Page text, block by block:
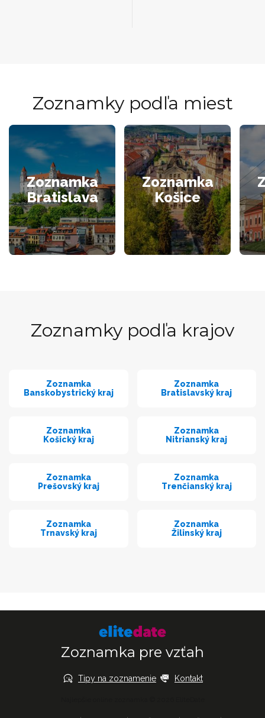
Zoznamky podľa miest
Zoznamka
Bratislava
Zoznamka
Košice
Zoznamky podľa krajov
Zoznamka
Banskobystrický kraj
Zoznamka
Bratislavský kraj
Zoznamka
Košický kraj
Zoznamka
Nitrianský kraj
Zoznamka
Prešovský kraj
Zoznamka
Trenčianský kraj
Zoznamka
Trnavský kraj
Zoznamka
Žilinský kraj
Zoznamka pre vzťah
Tipy na zoznamenie Kontakt